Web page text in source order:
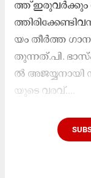
ത്ത്​ ഇ​രു​വ​ർ​ക്കും
യം തീ​ർ​ത്ത
തു​ന്ന​ത്.പി.​
ൽ അ​​ജ​​യ്യ​​നാ​​യി
യു​​ടെ വ​​ര​​വ്....